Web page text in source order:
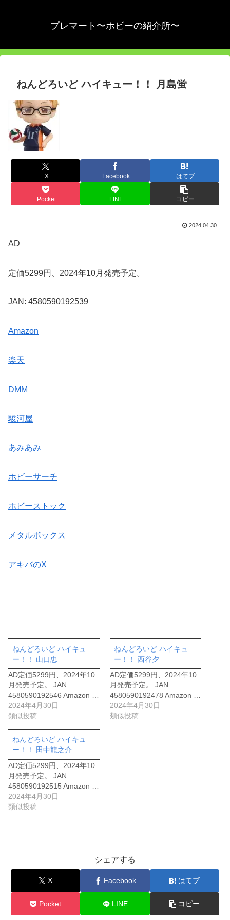
プレマート〜ホビーの紹介所〜
ねんどろいど ハイキュー！！ 月島蛍
X Facebook はてブ
Pocket LINE コピー
2024.04.30
AD
定価5299円、2024年10月発売予定。
JAN: 4580590192539
Amazon
楽天
DMM
駿河屋
あみあみ
ホビーサーチ
ホビーストック
メタルボックス
アキバのX
ねんどろいど ハイキュ
ー！！ 山口忠
AD定価5299円、2024年10
月発売予定。 JAN:
4580590192546 Amazon …
2024年4月30日
類似投稿
ねんどろいど ハイキュ
ー！！ 西谷夕
AD定価5299円、2024年10
月発売予定。 JAN:
4580590192478 Amazon …
2024年4月30日
類似投稿
ねんどろいど ハイキュ
ー！！ 田中龍之介
AD定価5299円、2024年10
月発売予定。 JAN:
4580590192515 Amazon …
2024年4月30日
類似投稿
シェアする
X Facebook はてブ
Pocket LINE コピー